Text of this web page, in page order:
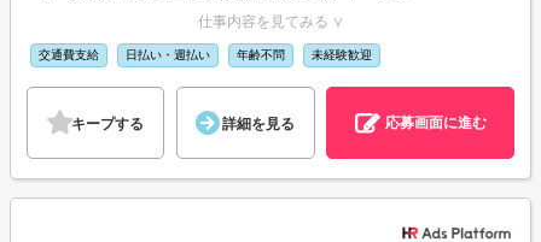
仕事内容を見てみる ∨
交通費支給 日払い・週払い 年齢不問 未経験歓迎
キープする 詳細を見る 応募画面に進む